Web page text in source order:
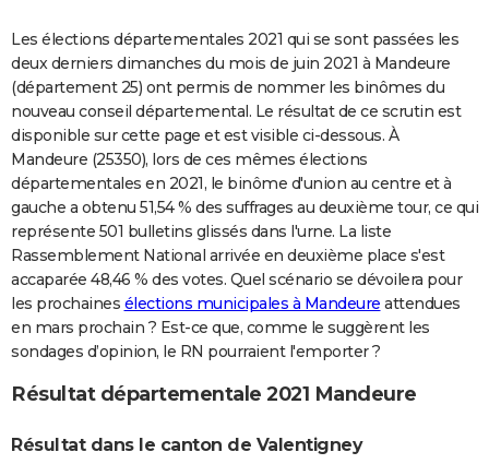
COPAINS D'AVANT
S'inscrire
Se connecter
Lycées
Collèges
Primaires
Universités
Entreprises
Service militaire
Avis de recherche
AVIS DE DÉCÈS
FORUM
Bricolage
Lifestyle
Culture
Sport
Auto
Television
Voyage
Cinema
Les élections départementales 2021 qui se sont passées les
deux derniers dimanches du mois de juin 2021 à Mandeure
(département 25) ont permis de nommer les binômes du
nouveau conseil départemental. Le résultat de ce scrutin est
disponible sur cette page et est visible ci-dessous. À
Mandeure (25350), lors de ces mêmes élections
départementales en 2021, le binôme d'union au centre et à
gauche a obtenu 51,54 % des suffrages au deuxième tour, ce qui
représente 501 bulletins glissés dans l'urne. La liste
Rassemblement National arrivée en deuxième place s'est
accaparée 48,46 % des votes. Quel scénario se dévoilera pour
les prochaines élections municipales à Mandeure attendues
en mars prochain ? Est-ce que, comme le suggèrent les
sondages d’opinion, le RN pourraient l'emporter ?
Résultat départementale 2021 Mandeure
Résultat dans le canton de Valentigney